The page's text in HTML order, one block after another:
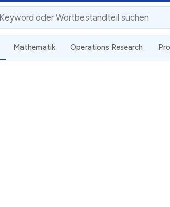
Mathematik Operations Research